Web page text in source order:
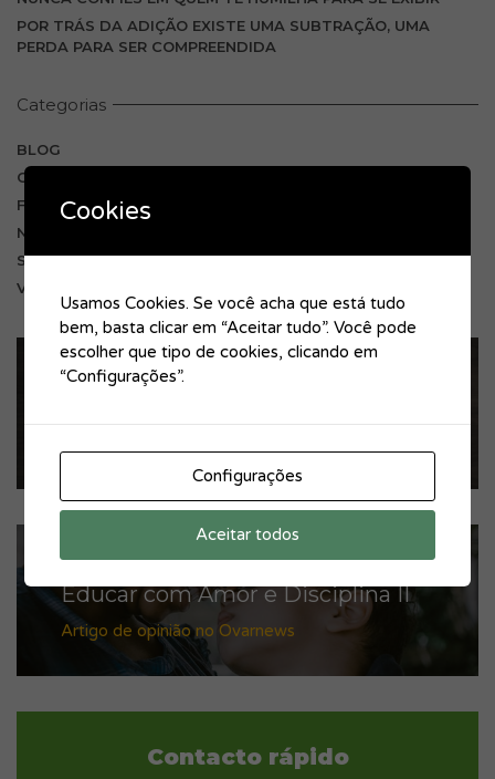
POR TRÁS DA ADIÇÃO EXISTE UMA SUBTRAÇÃO, UMA
PERDA PARA SER COMPREENDIDA
Categorias
BLOG
COMUNICADOS
FORMAÇÕES
NEWS
SERVIÇOS
VIDEOS
Educar com Amor e Disciplina II
Artigo de opinião no Ovarnews
Contacto rápido
Cookies
Usamos Cookies. Se você acha que está tudo
bem, basta clicar em “Aceitar tudo”. Você pode
escolher que tipo de cookies, clicando em
“Configurações”.
Configurações
Aceitar todos